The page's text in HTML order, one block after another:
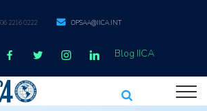
2216 0222 OPSAA@IICA.INT
Blog IICA